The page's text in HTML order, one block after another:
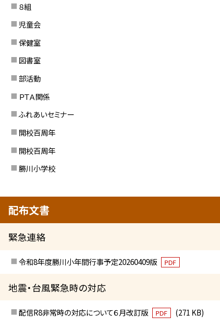
８組
児童会
保健室
図書室
部活動
ＰＴＡ関係
ふれあいセミナー
開校百周年
開校百周年
勝川小学校
配布文書
緊急連絡
令和8年度勝川小年間行事予定20260409版 PDF
地震・台風緊急時の対応
配信R8非常時の対応について６月改訂版 PDF (271 KB)